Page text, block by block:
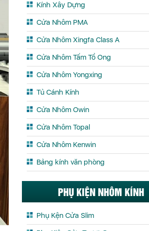
Kính Xây Dựng
Cửa Nhôm PMA
Cửa Nhôm Xingfa Class A
Cửa Nhôm Tấm Tổ Ong
Cửa Nhôm Yongxing
Tủ Cánh Kính
Cửa Nhôm Owin
Cửa Nhôm Topal
Cửa Nhôm Kenwin
Bảng kính văn phòng
PHỤ KIỆN NHÔM KÍNH
Phụ Kện Cửa Slim